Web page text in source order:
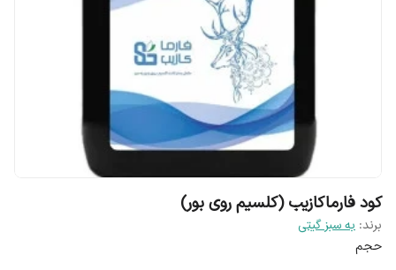
کود فارماکازیب (کلسیم روی بور)
برند: به سبز گیتی
حجم